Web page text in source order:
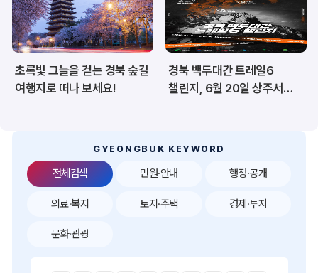
재난/안전/재해 산업/토지/주택
환경 시험정보
공공데이터&통계
초록빛 그늘을 걷는 경북 숲길
여행지로 떠나 보세요!
경북 백두대간 트레일6
챌린지, 6월 20일 상주서
GYEONGBUK KEYWORD
전체검색 민원·안내 행정·공개
의료·복지 토지·주택 경제·투자
문화·관광